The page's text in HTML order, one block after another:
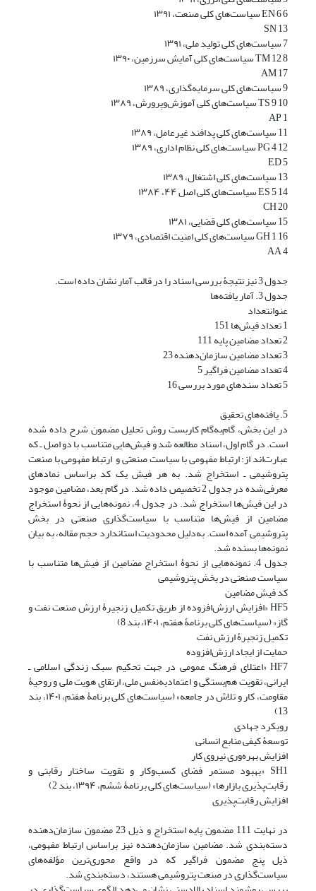
EN 6 6 ‏سیاست‌های کلی صنعت، ۱۳۹۱
SN 13
7 ‏سیاست‌های کلی تولید ملی، ۱۳۹۱
TM 12 8 ‏سیاست‌های کلی آمایش سرزمین، ۱۳۹۰
AM 17
9 ‏سیاست‌های کلی سرمایه‌گذاری، ۱۳۸۹
TS 9 10 ‏سیاست‌های کلی آموزش‌وپرورش، ۱۳۸۹
AP 1
11 ‏سیاست‌های کلی پدافند غیرعامل، ۱۳۸۹
PG 4 12 ‏سیاست‌های کلی نظام اداری، ۱۳۸۹
ED 5
13 ‏سیاست‌های کلی اشتغال، ۱۳۸۹
ES 5 14 ‏سیاست‌های کلی اصل ۴۴، ۱۳۸۴
CH 20
15 ‏سیاست‌های کلی قضایی، ۱۳۸۱
GH 1 16 ‏سیاست‌های کلی امنیت اقتصادی، ۱۳۷۹
AA 4
جدول 3 نیز نتیجۀ بررسی اسناد را در قالب آمار نشان داده است.
جدول 3. آمار یافته‌ها
عنوانتعداد
1 تعداد فیش‌ها 151
2 تعداد مضامین پایه 111
3 تعداد مضامین سازمان‌دهنده 23
4 تعداد مضامین فراگیر 5
5 تعداد سندهای مورد بررسی 16
5. یافته‌های تحقیق
در این بخش، گام‌به‌گام کاربست روش تحلیل مضمون شرح داده شده
است. در گام اول، اسناد مطالعه شد و فیش‌هایی متناسب با دو اصل ـ که
عبارت‌اند از: ارتباط مفهومی با سیاست‌ صنعتی و ارتباط مفهومی با صنعت
پتروشیمی ـ استخراج شد. به هر فیش یک کد براساس نمادهای
معرفی‌شده در جدول 2 تخصیص داده شد. در گام بعد، مضامین موجود
در این فیش‌ها استخراج شد. در جدول 4، نمونه‌هایی از نحوۀ استخراج
مضامین از فیش‌ها متناسب با سیاست‌گذاری صنعتی در بخش
پتروشیمی آمده است. به‌دلیل محدودیت استاندارد حجم مقاله، به بیان
نمونه‌ها بسنده شد.
جدول 4. نمونه‌هایی از نحوۀ استخراج مضامین از فیش‌ها متناسب با
سیاست‌ صنعتی در بخش پتروشیمی
کد فیش مضامین
HF5 «افزایش ارزش‌افزوده از طریق تکمیل زنجیرۀ ارزش صنعت نفت و
گاز» ‏(سیاست‌های کلی برنامۀ هفتم، ۱۴۰۱، بند 8)
تکمیل زنجیرۀ ارزش نفت
حمایت از ایجاد ارزش‌افزوده
HF7 «اعتلای فرهنگ عمومی در جهت تحکیم سبک زندگی اسلامی ـ
ایرانی، تقویت هم‌بستگی و اعتمادبه‌نفس ملی، ارتقای هویت ملی و روحیۀ
مقاومت، کار و تلاش در جامعه» ‏(سیاست‌های کلی برنامۀ هفتم، ۱۴۰۱، بند
13)
رویکرد جهادی
توسعۀ کیفی منابع انسانی
افزایش بهره‌وری نیروی کار
SH1 «بهبود مستمر فضای کسب‌وکار و تقویت ساختار رقابتی و
رقابت‌پذیری بازارها» ‏(سیاست‌های کلی برنامۀ ششم، ۱۳۹۴، بند 2)
افزایش رقابت‌پذیری
در نهایت 111 مضمون پایه استخراج و ذیل 23 مضمون سازمان‌دهنده
دسته‌بندی شد. مضامین سازمان‌دهنده نیز براساس ارتباط مفهومی،
ذیل پنج مضمون فراگیر که در واقع محوری‌ترین مؤلفه‌های
سیاست‌گذاری در صنعت پتروشیمی هستند، دسته‌بندی شد.